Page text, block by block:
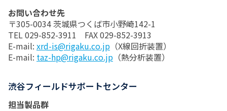
お問い合わせ先
〒305-0034 茨城県つくば市小野崎142-1
TEL 029-852-3911 FAX 029-852-3913
E-mail: xrd-is@rigaku.co.jp （X線回折装置）
E-mail: taz-hp@rigaku.co.jp （熱分析装置）
渋谷フィールドサポートセンター
担当製品群